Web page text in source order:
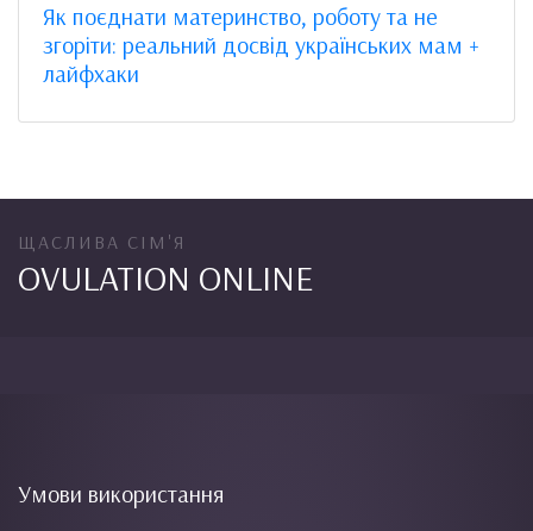
Як поєднати материнство, роботу та не
згоріти: реальний досвід українських мам +
лайфхаки
ЩАСЛИВА СІМ'Я
OVULATION ONLINE
Умови використання